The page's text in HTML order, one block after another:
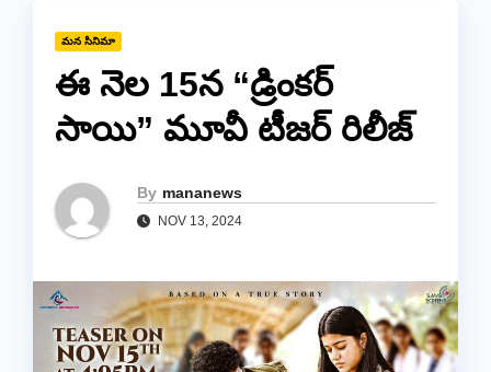
మన సినిమా
ఈ నెల 15న “డ్రింకర్
సాయి” మూవీ టీజర్ రిలీజ్
By mananews
NOV 13, 2024